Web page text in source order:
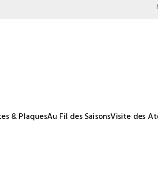
& PlaquesAu Fil des SaisonsVisite des